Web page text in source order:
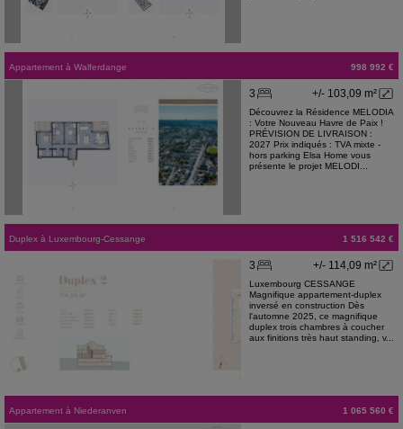
Appartement à Walferdange 998 992 €
+/- 103,09 m²
3
Découvrez la Résidence MELODIA
: Votre Nouveau Havre de Paix !
PRÉVISION DE LIVRAISON :
2027 Prix indiqués : TVA mixte -
hors parking Elsa Home vous
présente le projet MELODI...
Duplex à Luxembourg-Cessange 1 516 542 €
+/- 114,09 m²
3
Luxembourg CESSANGE
Magnifique appartement-duplex
inversé en construction Dès
l'automne 2025, ce magnifique
duplex trois chambres à coucher
aux finitions très haut standing, v...
Appartement à Niederanven 1 065 560 €